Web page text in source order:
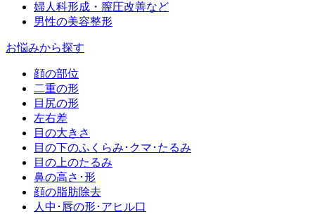
婦人科形成・膣圧改善など
男性の美容整形
お悩みから探す
顔の部位
二重の形
目尻の形
左右差
目の大きさ
目の下のふくらみ･クマ･たるみ
目の上のたるみ
鼻の高さ･形
顔の脂肪除去
人中･唇の形･アヒル口